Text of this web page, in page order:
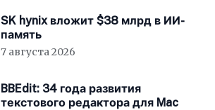
SK hynix вложит $38 млрд в ИИ-
память
7 августа 2026
BBEdit: 34 года развития
текстового редактора для Mac